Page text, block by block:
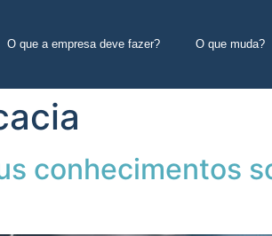
O que a empresa deve fazer? O que muda?
conhecimentos